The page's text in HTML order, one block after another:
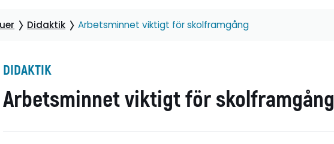
Didaktik Arbetsminnet viktigt för skolframgång
DIDAKTIK
Arbetsminnet viktigt för skolframgång